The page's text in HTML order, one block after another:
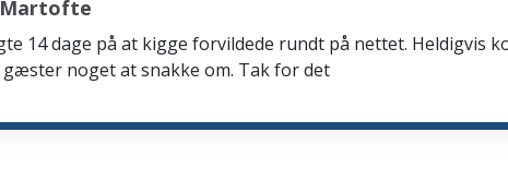
Martofte
14 dage på at kigge forvildede rundt på nettet. Heldigvis
noget at snakke om. Tak for det